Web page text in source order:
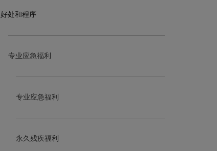
好处和程序
专业应急福利
专业应急福利
永久残疾福利